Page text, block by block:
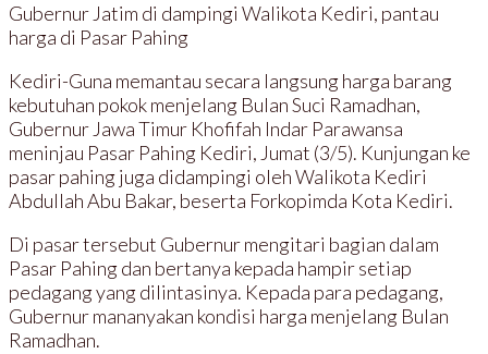
Gubernur Jatim di dampingi Walikota Kediri, pantau
harga di Pasar Pahing
Kediri-Guna memantau secara langsung harga barang
kebutuhan pokok menjelang Bulan Suci Ramadhan,
Gubernur Jawa Timur Khofifah Indar Parawansa
meninjau Pasar Pahing Kediri, Jumat (3/5). Kunjungan ke
pasar pahing juga didampingi oleh Walikota Kediri
Abdullah Abu Bakar, beserta Forkopimda Kota Kediri.
Di pasar tersebut Gubernur mengitari bagian dalam
Pasar Pahing dan bertanya kepada hampir setiap
pedagang yang dilintasinya. Kepada para pedagang,
Gubernur mananyakan kondisi harga menjelang Bulan
Ramadhan.